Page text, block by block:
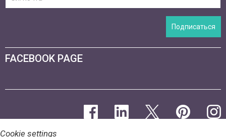
Подписаться
FACEBOOK PAGE
Cookie settings